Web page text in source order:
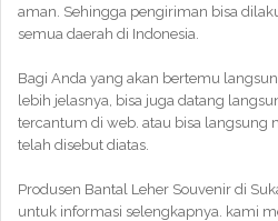
aman. Sehingga pengiriman bisa
semua daerah di Indonesia.
Bagi Anda yang akan bertemu
lebih jelasnya, bisa juga datang
tercantum di web. atau bisa langsung
telah disebut diatas.
Produsen Bantal Leher Souvenir di
untuk informasi selengkapnya. kami